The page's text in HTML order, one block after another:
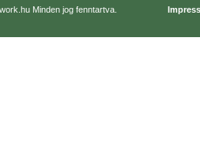
Minden jog fenntartva.